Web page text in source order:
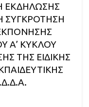
ΕΚΔΗΛΩΣΗΣ
ΣΥΓΚΡΟΤΗΣΗ
Α’ ΚΥΚΛΟΥ
ΤΗΣ ΕΙΔΙΚΗΣ